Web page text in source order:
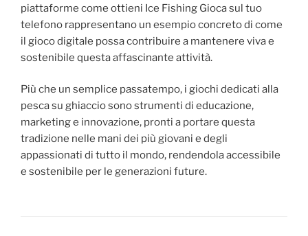
piattaforme come ottieni Ice Fishing Gioca sul tuo
telefono rappresentano un esempio concreto di come
il gioco digitale possa contribuire a mantenere viva e
sostenibile questa affascinante attività.
Più che un semplice passatempo, i giochi dedicati alla
pesca su ghiaccio sono strumenti di educazione,
marketing e innovazione, pronti a portare questa
tradizione nelle mani dei più giovani e degli
appassionati di tutto il mondo, rendendola accessibile
e sostenibile per le generazioni future.